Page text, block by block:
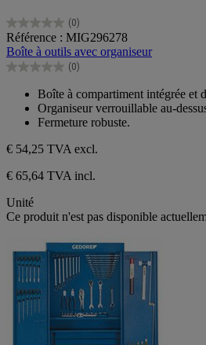
(0)
0.0
sur
5
étoiles.
Référence : MIG296278
Boîte à outils avec organiseur
(0)
0.0
étoiles.
Boîte à compartiment intégrée et
Organiseur verrouillable au-
Fermeture robuste.
€ 54,25 TVA excl.
€ 65,64 TVA incl.
Unité
Ce produit n'est pas disponible